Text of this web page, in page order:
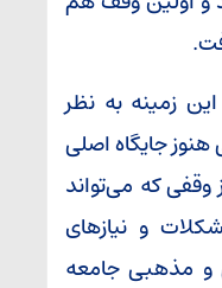
زمینه به نظر
جایگاه اصلی
وقفی که می‌تواند
و نیازهای
و مذهبی جامعه